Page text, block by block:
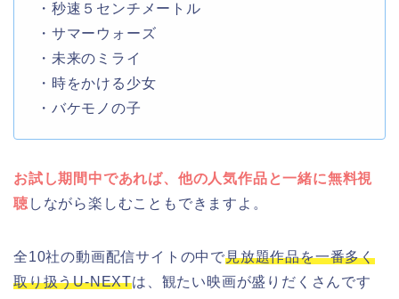
・秒速５センチメートル
・サマーウォーズ
・未来のミライ
・時をかける少女
・バケモノの子
お試し期間中であれば、他の人気作品と一緒に無料視
聴 しながら楽しむこともできますよ。
全10社の動画配信サイトの中で見放題作品を一番多く
取り扱うU-NEXTは、観たい映画が盛りだくさんです